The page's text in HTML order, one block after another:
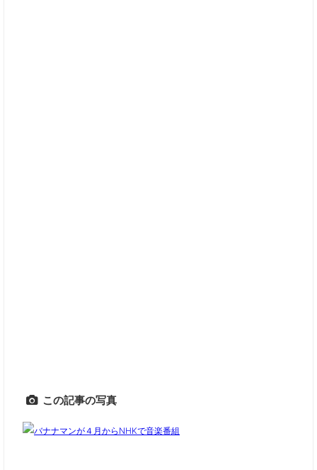
この記事の写真